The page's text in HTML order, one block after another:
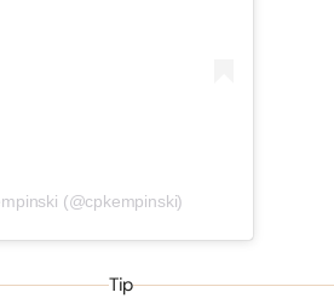
(@cpkempinski)
Tip